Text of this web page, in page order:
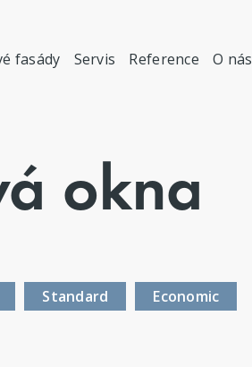
fasády Servis Reference O nás
okna
Standard Economic